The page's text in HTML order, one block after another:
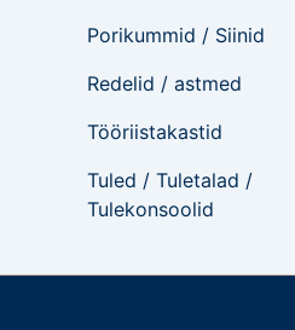
Porikummid / Siinid
Redelid / astmed
Tööriistakastid
Tuled / Tuletalad /
Tulekonsoolid